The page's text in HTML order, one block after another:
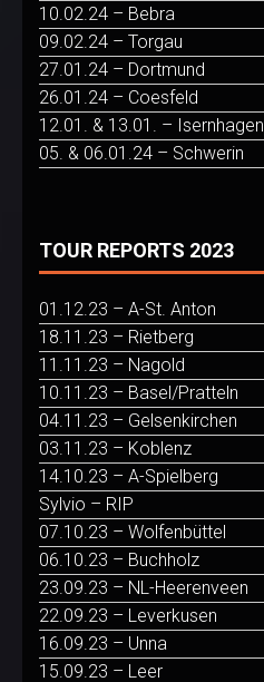
10.02.24 – Bebra
09.02.24 – Torgau
27.01.24 – Dortmund
26.01.24 – Coesfeld
12.01. & 13.01. – Isernhagen
05. & 06.01.24 – Schwerin
TOUR REPORTS 2023
01.12.23 – A-St. Anton
18.11.23 – Rietberg
11.11.23 – Nagold
10.11.23 – Basel/Pratteln
04.11.23 – Gelsenkirchen
03.11.23 – Koblenz
14.10.23 – A-Spielberg
Sylvio – RIP
07.10.23 – Wolfenbüttel
06.10.23 – Buchholz
23.09.23 – NL-Heerenveen
22.09.23 – Leverkusen
16.09.23 – Unna
15.09.23 – Leer